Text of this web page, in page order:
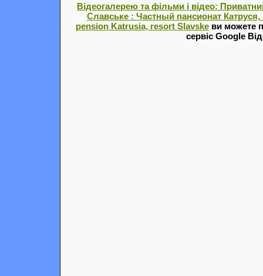
Відеогалерею та фільми і відео:
Славське : Частный пансионат
pension Katrusia, resort Slavskeви можете
сервіс Google